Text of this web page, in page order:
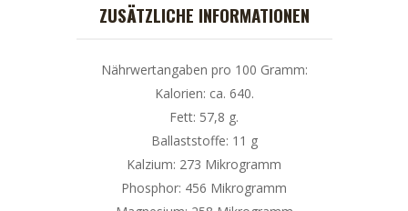
ZUSÄTZLICHE INFORMATIONEN
Nährwertangaben pro 100 Gramm:
Kalorien: ca. 640.
Fett: 57,8 g.
Ballaststoffe: 11 g
Kalzium: 273 Mikrogramm
Phosphor: 456 Mikrogramm